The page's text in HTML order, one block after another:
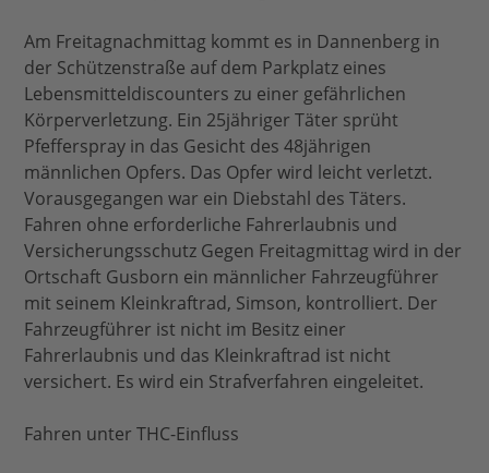
Am Freitagnachmittag kommt es in Dannenberg in
der Schützenstraße auf dem Parkplatz eines
Lebensmitteldiscounters zu einer gefährlichen
Körperverletzung. Ein 25jähriger Täter sprüht
Pfefferspray in das Gesicht des 48jährigen
männlichen Opfers. Das Opfer wird leicht verletzt.
Vorausgegangen war ein Diebstahl des Täters.
Fahren ohne erforderliche Fahrerlaubnis und
Versicherungsschutz Gegen Freitagmittag wird in der
Ortschaft Gusborn ein männlicher Fahrzeugführer
mit seinem Kleinkraftrad, Simson, kontrolliert. Der
Fahrzeugführer ist nicht im Besitz einer
Fahrerlaubnis und das Kleinkraftrad ist nicht
versichert. Es wird ein Strafverfahren eingeleitet.
Fahren unter THC-Einfluss